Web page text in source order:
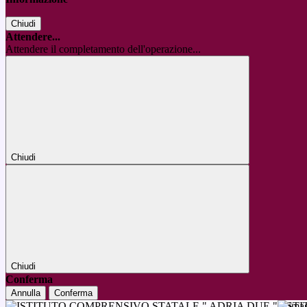
Chiudi
Attendere...
Attendere il completamento dell'operazione...
Chiudi
Chiudi
Conferma
Annulla Conferma